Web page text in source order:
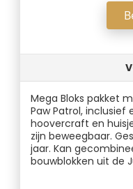
Mega Bloks pakket
Paw Patrol, inclusief
hoovercraft en
zijn beweegbaar.
jaar. Kan
bouwblokken uit de